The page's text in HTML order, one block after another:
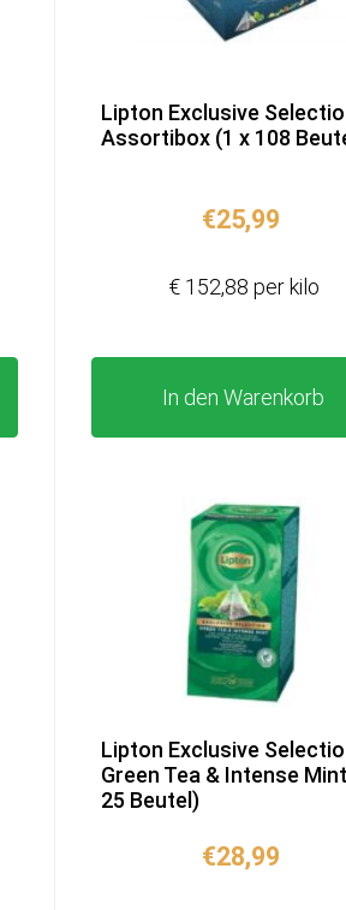
Lipton Exclusive
Assortibox (1 x 108
€25,99
In den Warenkorb
€ 152,88 per kilo
Lipton Exclusive
Green Tea & Intense
25 Beutel)
€28,99